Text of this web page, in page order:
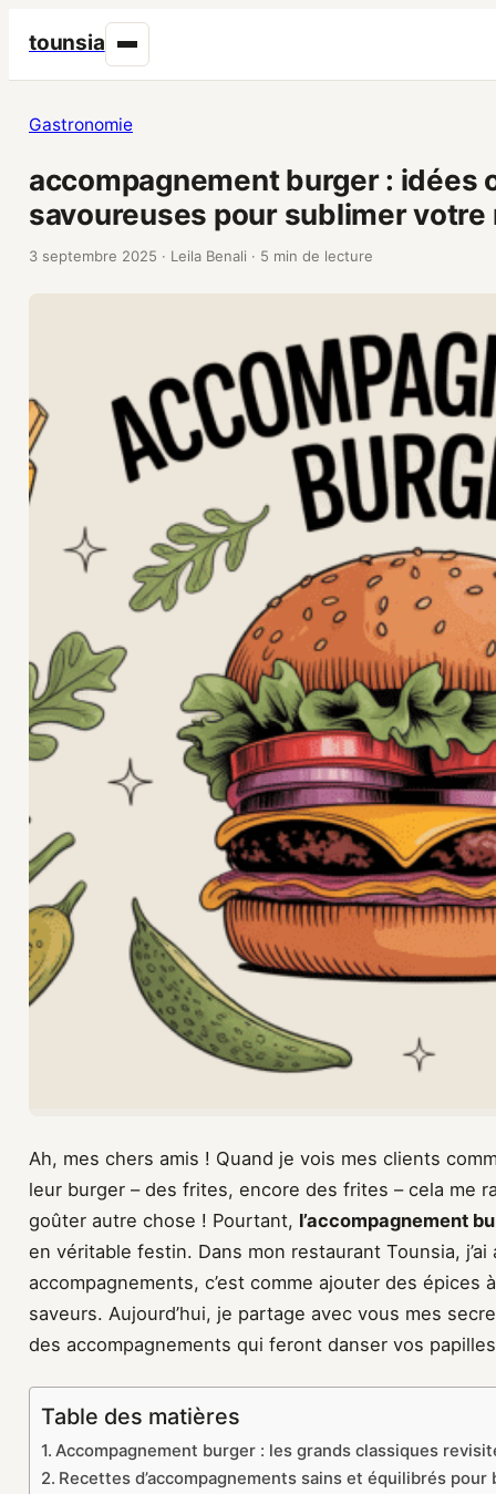
tounsia
Gastronomie
accompagnement burger : idées
savoureuses pour sublimer votre
3 septembre 2025 · Leila Benali · 5 min de lecture
Ah, mes chers amis ! Quand je vois mes clients
leur burger – des frites, encore des frites – cela me
goûter autre chose ! Pourtant, l’accompagnement
en véritable festin. Dans mon restaurant Tounsia,
accompagnements, c’est comme ajouter des épices
saveurs. Aujourd’hui, je partage avec vous mes
des accompagnements qui feront danser vos
Table des matières
Accompagnement burger : les grands classiques
Recettes d’accompagnements sains et équilibrés pour